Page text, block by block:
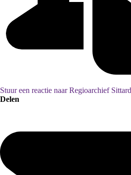
Stuur een reactie naar Regioarchief
Delen